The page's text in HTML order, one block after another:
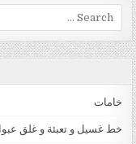
Search for:
خامات
خط غسيل و تعبئة و غلق